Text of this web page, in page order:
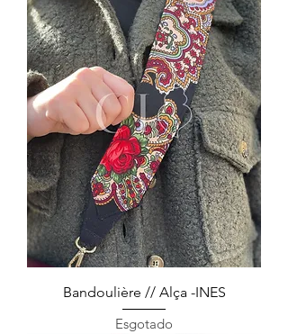
Bandoulière // Alça -INES
Esgotado